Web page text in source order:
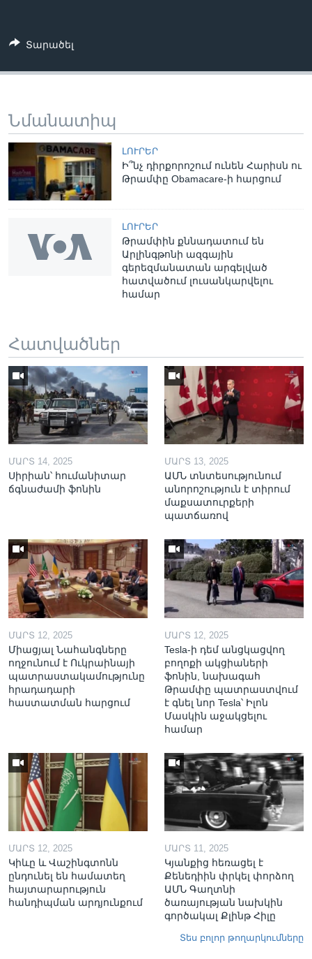
Տարածել
Նմանատիպ
ԼՈՒՐԵՐ
Ի՞նչ դիրքորոշում ունեն Հարիսն ու
Թրամփը Obamacare-ի հարցում
ԼՈՒՐԵՐ
Թրամփին քննադատում են
Արլինգթոնի ազգային
գերեզմանատան արգելված
հատվածում լուսանկարվելու
համար
Հատվածներ
ՄԱՐՏ 14, 2025
Սիրիան՝ հումանիտար
ճգնաժամի ֆոնին
ՄԱՐՏ 13, 2025
ԱՄՆ տնտեսությունում
անորոշություն է տիրում
մաքսատուրքերի
պատճառով
ՄԱՐՏ 12, 2025
Միացյալ Նահանգները
ողջունում է Ուկրաինայի
պատրաստակամությունը
հրադադարի
հաստատման հարցում
ՄԱՐՏ 12, 2025
Tesla-ի դեմ անցկացվող
բողոքի ակցիաների
ֆոնին, նախագահ
Թրամփը պատրաստվում
է գնել նոր Tesla՝ Իլոն
Մասկին աջակցելու
համար
ՄԱՐՏ 12, 2025
Կիևը և Վաշինգտոնն
ընդունել են համատեղ
հայտարարություն
հանդիպման արդյունքում
ՄԱՐՏ 11, 2025
Կյանքից հեռացել է
Քենեդիին փրկել փորձող
ԱՄՆ Գաղտնի
ծառայության նախկին
գործակալ Քլինթ Հիլը
Տես բոլոր թողարկումները